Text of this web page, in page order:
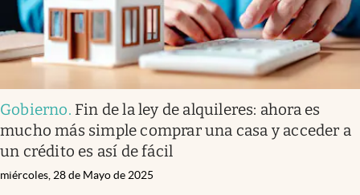
Gobierno. Fin de la ley de alquileres: ahora es
mucho más simple comprar una casa y acceder a
un crédito es así de fácil
miércoles, 28 de Mayo de 2025